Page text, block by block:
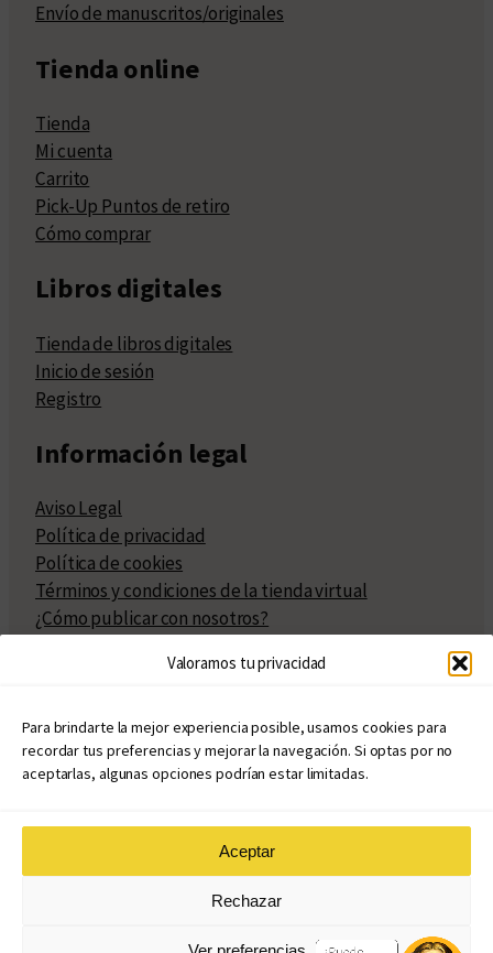
Valoramos tu privacidad
Para brindarte la mejor experiencia posible, usamos cookies para
recordar tus preferencias y mejorar la navegación. Si optas por no
aceptarlas, algunas opciones podrían estar limitadas.
Aceptar
Rechazar
Envío de manuscritos/originales
Tienda online
Tienda
Mi cuenta
Carrito
Pick-Up Puntos de retiro
Cómo comprar
Libros digitales
Tienda de libros digitales
Inicio de sesión
Registro
Información legal
Aviso Legal
Política de privacidad
Política de cookies
Términos y condiciones de la tienda virtual
¿Cómo publicar con nosotros?
Políticas de publicación
Políticas de coedición
Atribuciones